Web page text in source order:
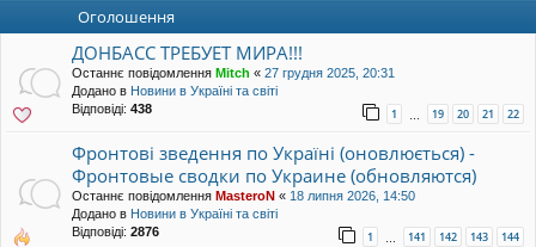
Оголошення
ДОНБАСС ТРЕБУЕТ МИРА!!!
Останнє повідомлення Mitch « 27 грудня 2025, 20:31
Додано в Новини в Україні та світі
Відповіді: 438 1 … 19 20 21 22
Фронтові зведення по Україні (оновлюється) -
Фронтовые сводки по Украине (обновляются)
Останнє повідомлення MasteroN « 18 липня 2026, 14:50
Додано в Новини в Україні та світі
Відповіді: 2876 1 … 141 142 143 144